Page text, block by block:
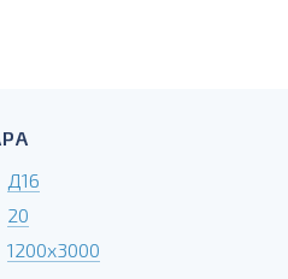
Д16
20
1200х3000